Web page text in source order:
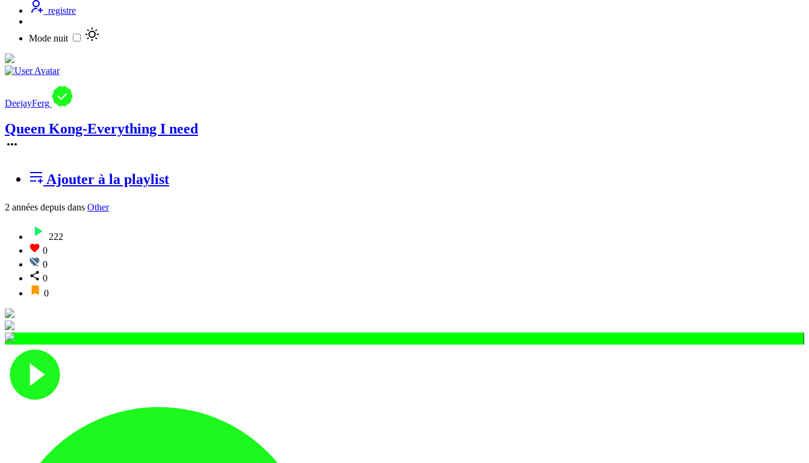
registre
Mode nuit
DeejayFerg
Queen Kong-Everything I need
Ajouter à la playlist
2 années depuis dans Other
222
0
0
0
0